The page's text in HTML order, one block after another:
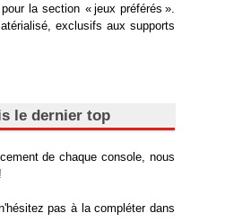
la section « jeux préférés ».
exclusifs aux supports
le dernier top
de chaque console, nous
pas à la compléter dans